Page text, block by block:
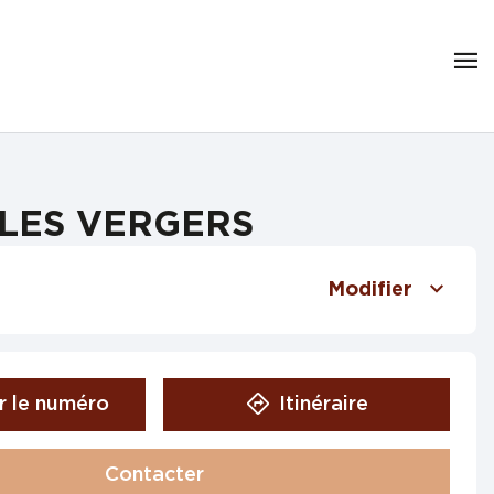
VERGERS
Modifier
le numéro Itinéraire
Contacter